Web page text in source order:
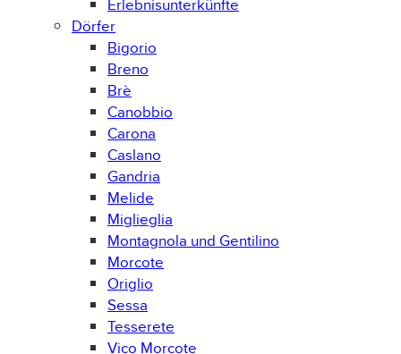
Erlebnisunterkünfte
Dörfer
Bigorio
Breno
Brè
Canobbio
Carona
Caslano
Gandria
Melide
Miglieglia
Montagnola und Gentilino
Morcote
Origlio
Sessa
Tesserete
Vico Morcote